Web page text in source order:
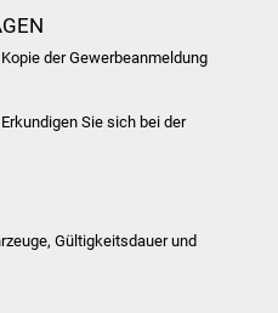
Was erledige ich wo
Dienstleistungen
Formulare
der Gewerbeanmeldung
Sie sich bei der
Gültigkeitsdauer und